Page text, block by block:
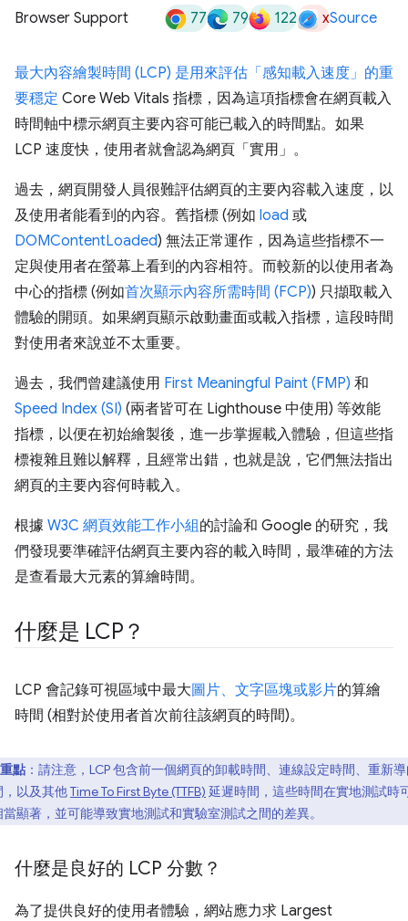
Browser Support 77 79 122 xSource
最大內容繪製時間 (LCP) 是用來評估「感知載入速度」的重
要穩定 Core Web Vitals 指標，因為這項指標會在網頁載入
時間軸中標示網頁主要內容可能已載入的時間點。如果
LCP 速度快，使用者就會認為網頁「實用」 。
過去，網頁開發人員很難評估網頁的主要內容載入速度，以
及使用者能看到的內容。舊指標 (例如 load 或
DOMContentLoaded) 無法正常運作，因為這些指標不一
定與使用者在螢幕上看到的內容相符。而較新的以使用者為
中心的指標 (例如首次顯示內容所需時間 (FCP)) 只擷取載入
體驗的開頭。如果網頁顯示啟動畫面或載入指標，這段時間
對使用者來說並不太重要。
過去，我們曾建議使用 First Meaningful Paint (FMP) 和
Speed Index (SI) (兩者皆可在 Lighthouse 中使用) 等效能
指標，以便在初始繪製後，進一步掌握載入體驗，但這些指
標複雜且難以解釋，且經常出錯，也就是說，它們無法指出
網頁的主要內容何時載入。
根據 W3C 網頁效能工作小組的討論和 Google 的研究，我
們發現要準確評估網頁主要內容的載入時間，最準確的方法
是查看最大元素的算繪時間。
什麼是 LCP？
LCP 會記錄可視區域中最大圖片、文字區塊或影片的算繪
時間 (相對於使用者首次前往該網頁的時間)。
重點 ：請注意，LCP 包含前一個網頁的卸載時間、連線設定時間、重新
，以及其他Time To First Byte (TTFB) 延遲時間，這些時間在實地測試時
當顯著，並可能導致實地測試和實驗室測試之間的差異。
什麼是良好的 LCP 分數？
為了提供良好的使用者體驗，網站應力求 Largest